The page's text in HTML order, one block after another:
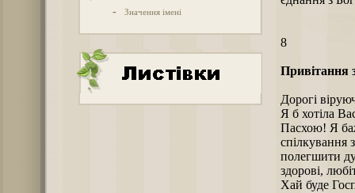
- Значення імені
8
Привітання
Дорогі
Я б хотіла
Пасхою! Я
спілкування
полегшити
здорові,
Хай буде